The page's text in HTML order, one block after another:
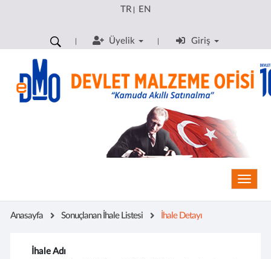
TR| EN
Üyelik Giriş
Anasayfa Sonuçlanan İhale Listesi İhale Detayı
İhale Adı